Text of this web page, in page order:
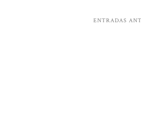
ENTRADAS